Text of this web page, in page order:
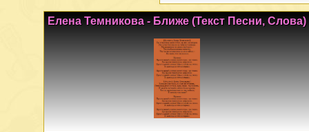
Елена Темникова - Ближе (Текст Песни, Слова)